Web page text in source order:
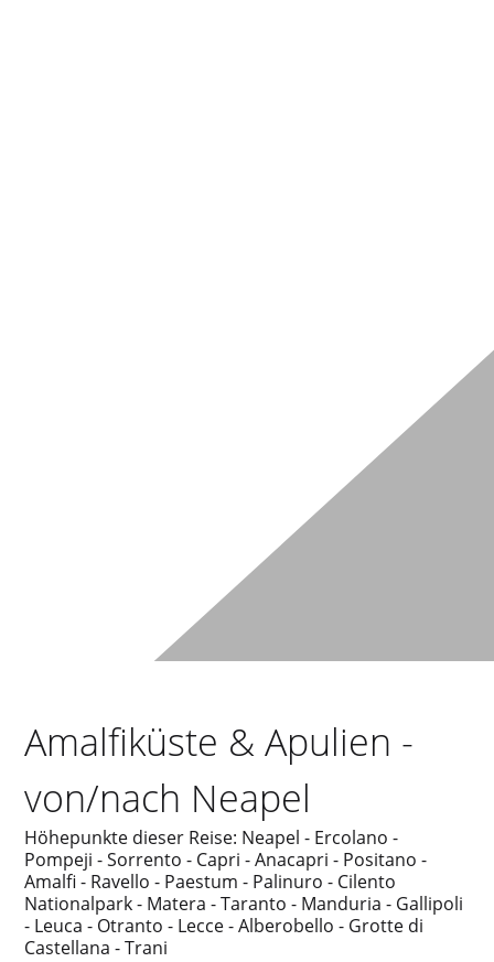
Amalfiküste & Apulien -
von/nach Neapel
Höhepunkte dieser Reise: Neapel - Ercolano -
Pompeji - Sorrento - Capri - Anacapri - Positano -
Amalfi - Ravello - Paestum - Palinuro - Cilento
Nationalpark - Matera - Taranto - Manduria - Gallipoli
- Leuca - Otranto - Lecce - Alberobello - Grotte di
Castellana - Trani